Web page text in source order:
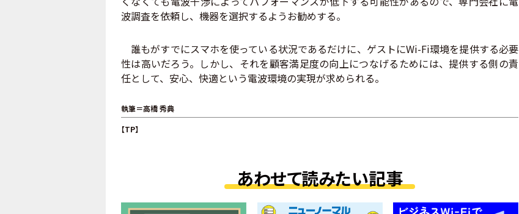
波調査を依頼し、機器を選択するようお勧めする。
誰もがすでにスマホを使っている状況であるだけに、ゲストにWi-Fi環境を提供する必要
性は高いだろう。しかし、それを顧客満足度の向上につなげるためには、提供する側の責
任として、安心、快適という電波環境の実現が求められる。
執筆＝高橋 秀典
【TP】
あわせて読みたい記事